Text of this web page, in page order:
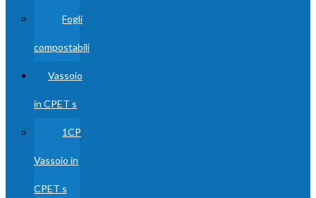
Fogli
compostabili
Vassoio
in CPET s
1CP
Vassoio in
CPET s